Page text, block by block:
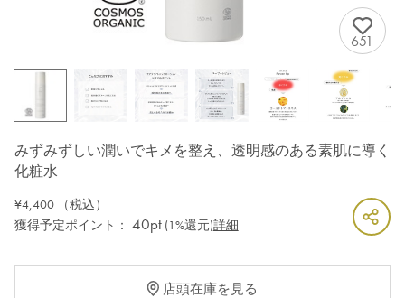
651
みずみずしい潤いでキメを整え、透明感のある素肌に導く
化粧水
¥4,400（税込）
獲得予定ポイント： 40pt (1%還元)詳細
店頭在庫を見る